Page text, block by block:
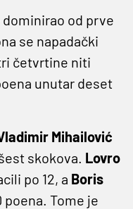
od prve
se napadački
četvrtine niti
unutar deset
Mihailović
skokova. Lovro
po 12, a Boris
poena. Tome je